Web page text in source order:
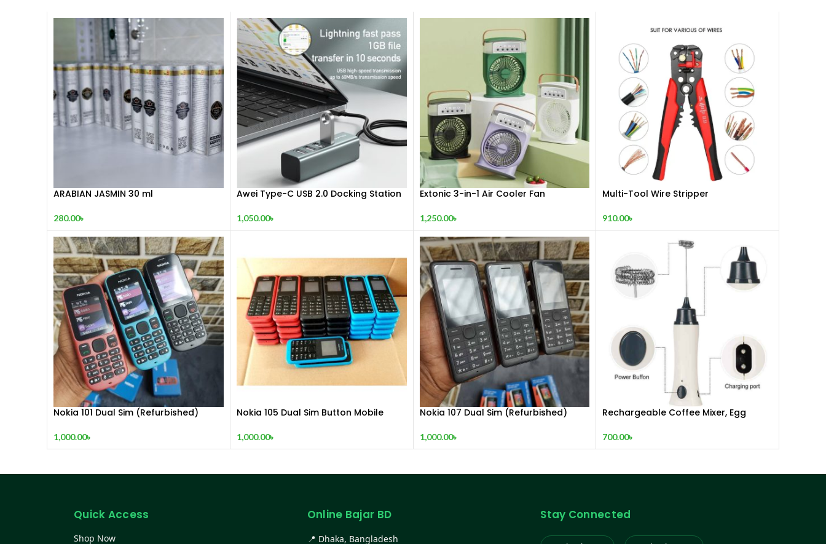
ARABIAN JASMIN 30 ml
280.00৳
Awei Type-C USB 2.0 Docking Station
1,050.00৳
Extonic 3-in-1 Air Cooler Fan
1,250.00৳
Multi-Tool Wire Stripper
910.00৳
Nokia 101 Dual Sim (Refurbished)
1,000.00৳
Nokia 105 Dual Sim Button Mobile
1,000.00৳
Nokia 107 Dual Sim (Refurbished)
1,000.00৳
Rechargeable Coffee Mixer, Egg
700.00৳
Quick Access
Shop Now
Online Bajar BD
📍 Dhaka, Bangladesh
Stay Connected